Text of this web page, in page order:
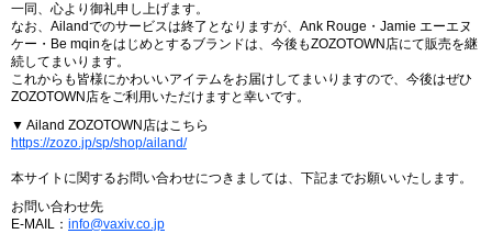
一同、心より御礼申し上げます。
なお、Ailandでのサービスは終了となりますが、Ank Rouge・Jamie エーエヌ
ケー・Be mqinをはじめとするブランドは、今後もZOZOTOWN店にて販売を継
続してまいります。
これからも皆様にかわいいアイテムをお届けしてまいりますので、今後はぜひ
ZOZOTOWN店をご利用いただけますと幸いです。
▼ Ailand ZOZOTOWN店はこちら
https://zozo.jp/sp/shop/ailand/
本サイトに関するお問い合わせにつきましては、下記までお願いいたします。
お問い合わせ先
E-MAIL： info@vaxiv.co.jp